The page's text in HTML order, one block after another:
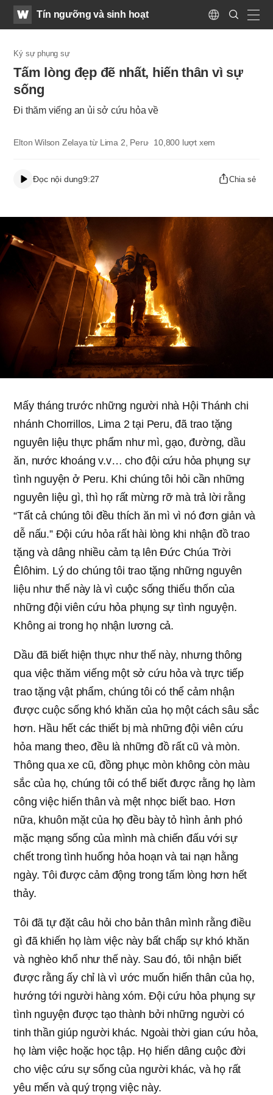
WATVTín ngưỡng và sinh hoạt
Language
Search
Submit
Ký sự phụng sự
Tấm lòng đẹp đẽ nhất, hiến thân vì sự
sống
Đi thăm viếng an ủi sở cứu hỏa về
Elton Wilson Zelaya từ Lima 2, Peru 10,800 lượt xem
Đọc nội dung9:27 Chia sẻ
Mấy tháng trước những người nhà Hội Thánh chi
nhánh Chorrillos, Lima 2 tại Peru, đã trao tặng
nguyên liệu thực phẩm như mì, gạo, đường, dầu
ăn, nước khoáng v.v… cho đội cứu hỏa phụng sự
tình nguyện ở Peru. Khi chúng tôi hỏi cần những
nguyên liệu gì, thì họ rất mừng rỡ mà trả lời rằng
“Tất cả chúng tôi đều thích ăn mì vì nó đơn giản và
dễ nấu.” Đội cứu hỏa rất hài lòng khi nhận đồ trao
tặng và dâng nhiều cảm tạ lên Đức Chúa Trời
Êlôhim. Lý do chúng tôi trao tặng những nguyên
liệu như thế này là vì cuộc sống thiếu thốn của
những đội viên cứu hỏa phụng sự tình nguyện.
Không ai trong họ nhận lương cả.
Dầu đã biết hiện thực như thế này, nhưng thông
qua việc thăm viếng một sở cứu hỏa và trực tiếp
trao tặng vật phẩm, chúng tôi có thể cảm nhận
được cuộc sống khó khăn của họ một cách sâu sắc
hơn. Hầu hết các thiết bị mà những đội viên cứu
hỏa mang theo, đều là những đồ rất cũ và mòn.
Thông qua xe cũ, đồng phục mòn không còn màu
sắc của họ, chúng tôi có thể biết được rằng họ làm
công việc hiến thân và mệt nhọc biết bao. Hơn
nữa, khuôn mặt của họ đều bày tỏ hình ảnh phó
mặc mạng sống của mình mà chiến đấu với sự
chết trong tình huống hỏa hoạn và tai nạn hằng
ngày. Tôi được cảm động trong tấm lòng hơn hết
thảy.
Tôi đã tự đặt câu hỏi cho bản thân mình rằng điều
gì đã khiến họ làm việc này bất chấp sự khó khăn
và nghèo khổ như thế này. Sau đó, tôi nhận biết
được rằng ấy chỉ là vì ước muốn hiến thân của họ,
hướng tới người hàng xóm. Đội cứu hỏa phụng sự
tình nguyện được tạo thành bởi những người có
tinh thần giúp người khác. Ngoài thời gian cứu hỏa,
họ làm việc hoặc học tập. Họ hiến dâng cuộc đời
cho việc cứu sự sống của người khác, và họ rất
yêu mến và quý trọng việc này.